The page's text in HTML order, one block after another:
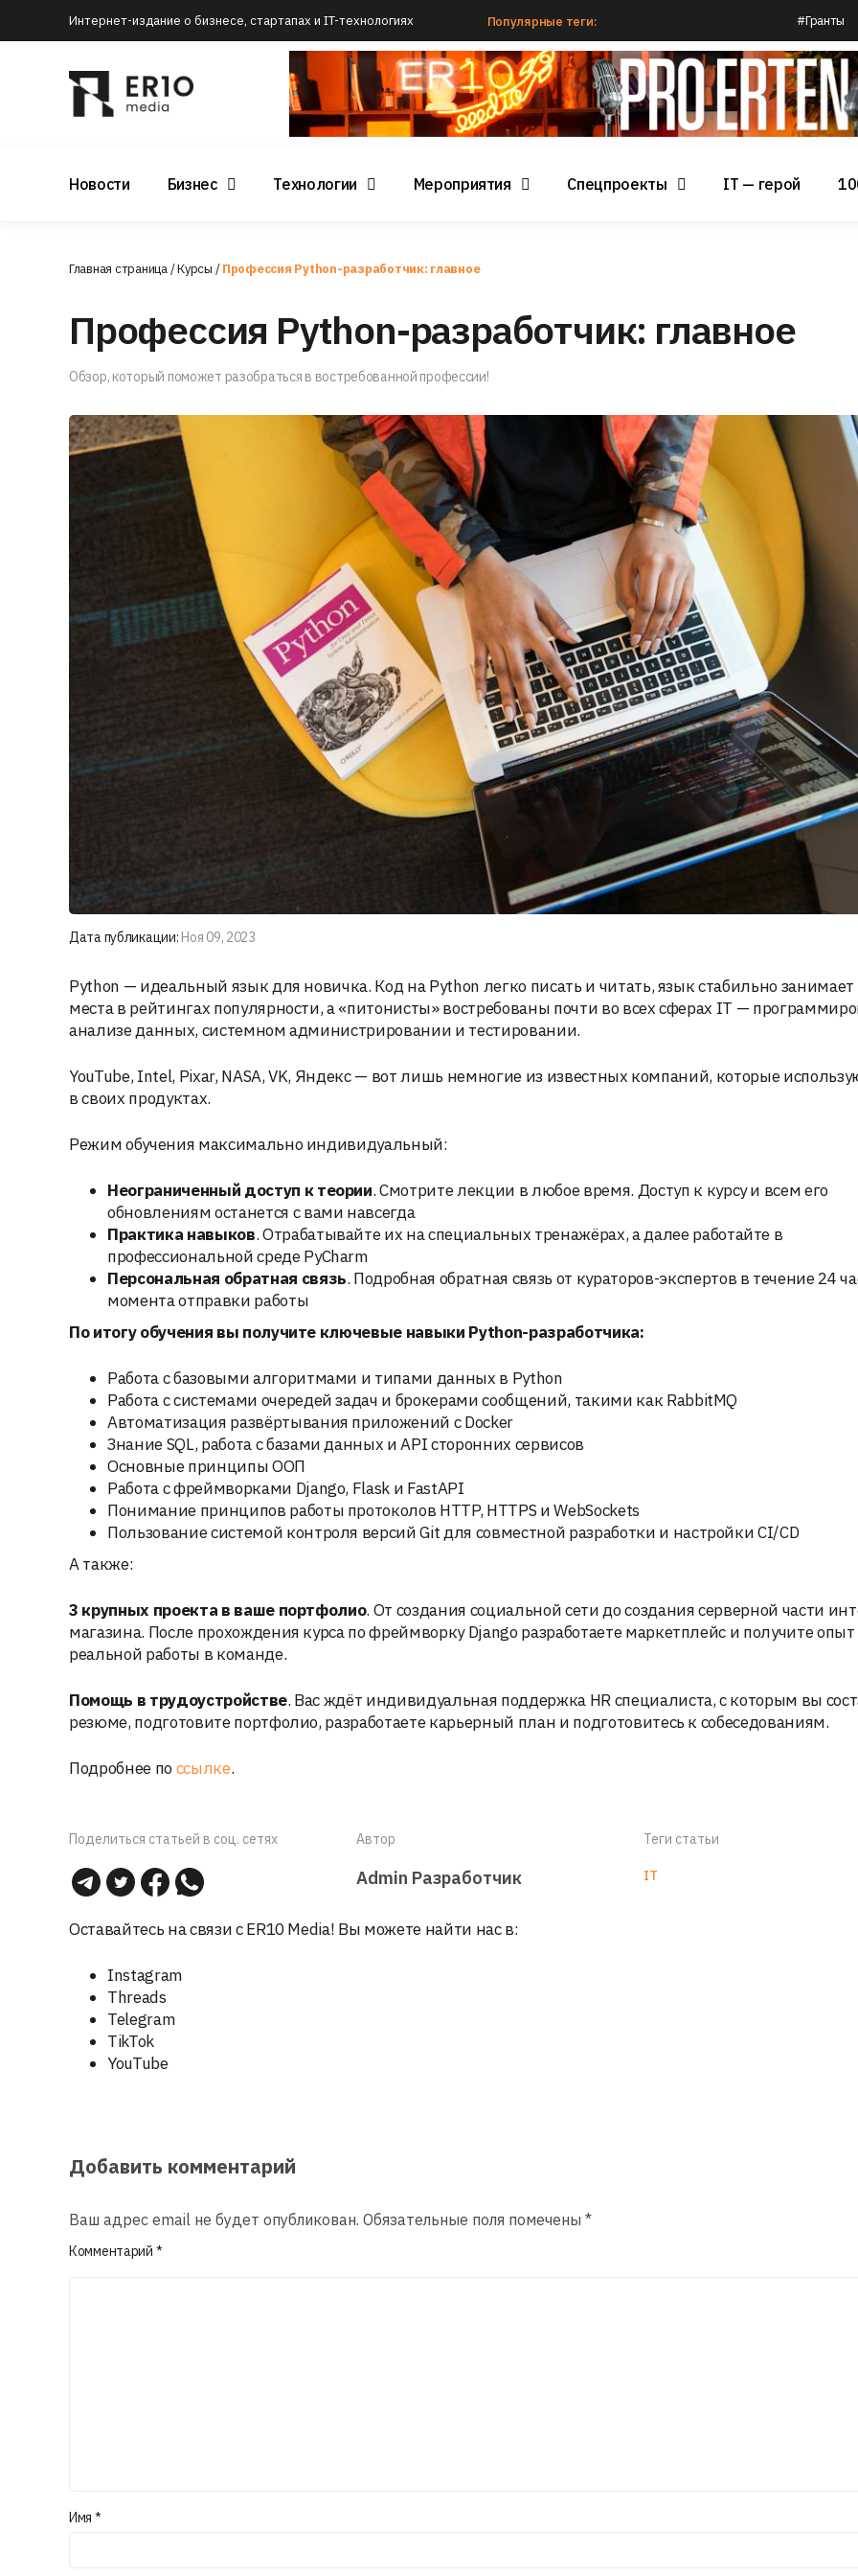
Интернет-издание о бизнесе, стартапах и IT-технологиях Популярные теги: #Гранты
Новости Бизнес Технологии Мероприятия Спецпроекты IT — герой
Главная страница/Курсы /Профессия Python-разработчик: главное
Профессия Python-разработчик: главное
Обзор, который поможет разобраться в востребованной профессии!
Дата публикации: Ноя 09, 2023
Python — идеальный язык для новичка. Код на Python легко писать и читать, язык стабильно
места в рейтингах популярности, а «питонисты» востребованы почти во всех сферах IT —
анализе данных, системном администрировании и тестировании.
YouTube, Intel, Pixar, NASA, VK, Яндекс — вот лишь немногие из известных компаний, которые
в своих продуктах.
Режим обучения максимально индивидуальный:
Неограниченный доступ к теории. Смотрите лекции в любое время. Доступ к курсу и всем его
обновлениям останется с вами навсегда
Практика навыков. Отрабатывайте их на специальных тренажёрах, а далее работайте в
профессиональной среде PyCharm
Персональная обратная связь. Подробная обратная связь от кураторов-экспертов в течение 24
момента отправки работы
По итогу обучения вы получите ключевые навыки Python-разработчика:
Работа с базовыми алгоритмами и типами данных в Python
Работа с системами очередей задач и брокерами сообщений, такими как RabbitMQ
Автоматизация развёртывания приложений с Docker
Знание SQL, работа с базами данных и API сторонних сервисов
Основные принципы ООП
Работа с фреймворками Django, Flask и FastAPI
Понимание принципов работы протоколов HTTP, HTTPS и WebSockets
Пользование системой контроля версий Git для совместной разработки и настройки CI/CD
А также:
3 крупных проекта в ваше портфолио. От создания социальной сети до создания серверной части
магазина. После прохождения курса по фреймворку Django разработаете маркетплейс и получите опыт
реальной работы в команде.
Помощь в трудоустройстве. Вас ждёт индивидуальная поддержка HR специалиста, с которым вы
резюме, подготовите портфолио, разработаете карьерный план и подготовитесь к собеседованиям.
Подробнее поссылке.
Поделиться статьей в соц. сетях Автор
Admin Разработчик
Теги статьи
IT
Оставайтесь на связи с ER10 Media! Вы можете найти нас в:
Instagram
Threads
Telegram
TikTok
YouTube
Добавить комментарий
Ваш адрес email не будет опубликован. Обязательные поля помечены *
Комментарий *
Имя *